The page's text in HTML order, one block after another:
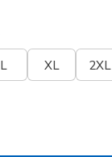
L XL 2XL